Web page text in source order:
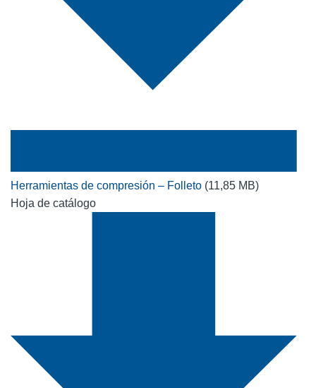
Herramientas de compresión – Folleto (11,85 MB)
Hoja de catálogo